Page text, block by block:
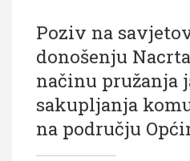
Poziv na
donošenju
načinu pružanja
sakupljanja
na području